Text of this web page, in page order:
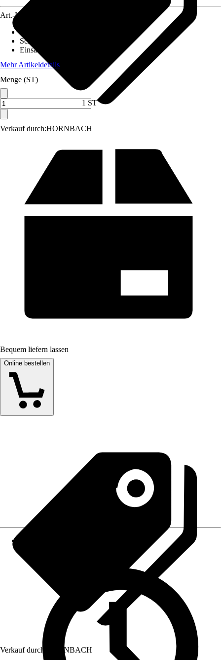
Verkauf durch:HORNBACH
Art.-Nr.
Schutzart
Einsatzbereich
Mehr Artikeldetails
Menge (ST)
1 ST
Bequem liefern lassen
Online bestellen
Verkauf durch: HORNBACH